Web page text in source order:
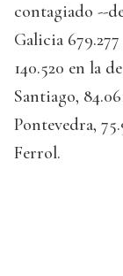
contagiado --
Galicia
140.520 en la
Santiago,
Pontevedra,
Ferrol.